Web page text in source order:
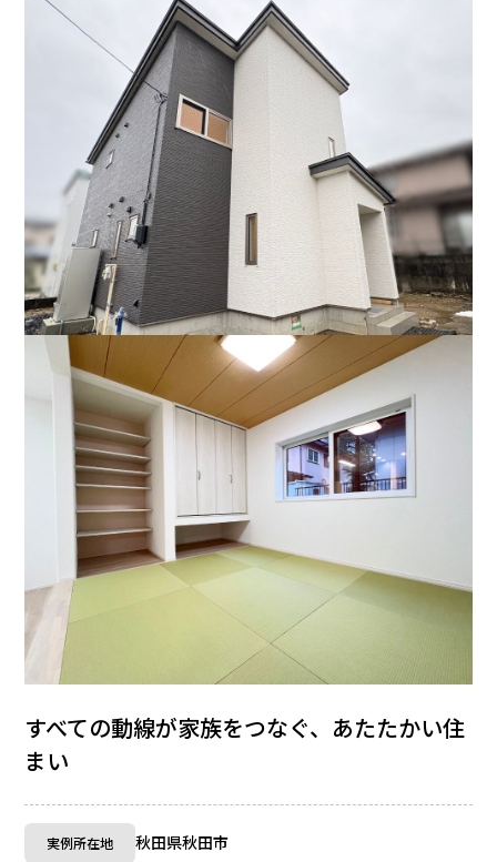
すべての動線が家族をつなぐ、あたたかい住
まい
実例所在地 秋田県秋田市